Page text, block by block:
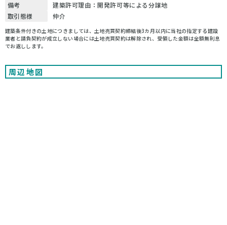
備考
建築許可理由：開発許可等による分譲地
取引態様
仲介
建築条件付きの土地につきましては、土地売買契約締結後3カ月以内に当社の指定する建設
業者と請負契約が成立しない場合には土地売買契約は解除され、受領した金額は全額無利息
でお返しします。
周辺地図